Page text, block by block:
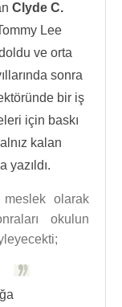
Clyde C.
Lee
ve orta
sonra
bir iş
için baskı
kalan
yazıldı.
olarak
okulun